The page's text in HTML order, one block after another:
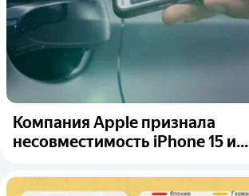
Компания Apple признала
несовместимость iPhone 15 и...